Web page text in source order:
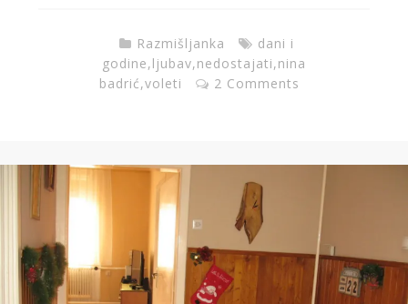
Razmišljanka
dani i
godine,ljubav,nedostajati,nina
badrić,voleti 2 Comments